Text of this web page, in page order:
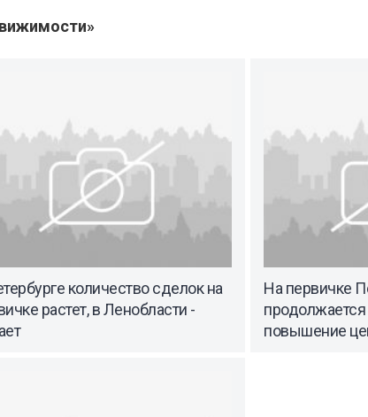
количество сделок на
растет, в Ленобласти -
На первичке
повышение